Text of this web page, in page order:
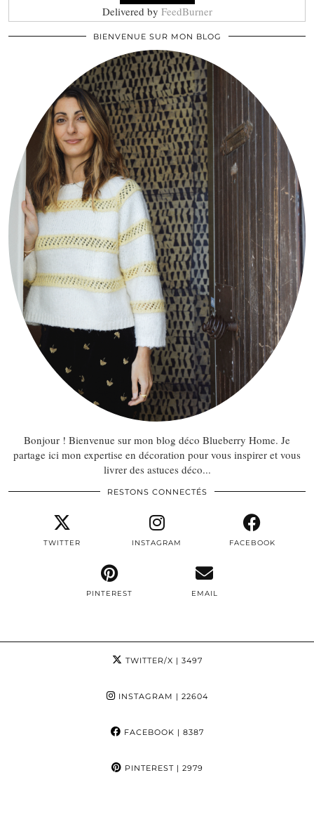
Delivered by FeedBurner
BIENVENUE SUR MON BLOG
Bonjour ! Bienvenue sur mon blog déco Blueberry Home. Je
partage ici mon expertise en décoration pour vous inspirer et vous
livrer des astuces déco...
RESTONS CONNECTÉS
TWITTER INSTAGRAM FACEBOOK
PINTEREST EMAIL
TWITTER/X | 3497
INSTAGRAM | 22604
FACEBOOK | 8387
PINTEREST| 2979